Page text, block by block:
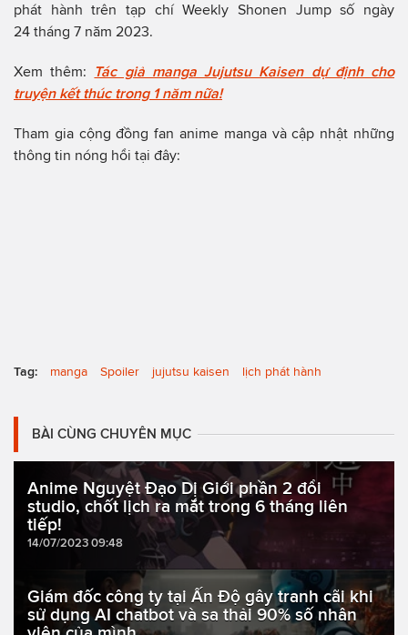
phát hành trên tạp chí Weekly Shonen Jump số ngày
24 tháng 7 năm 2023.
Xem thêm: Tác giả manga Jujutsu Kaisen dự định cho
truyện kết thúc trong 1 năm nữa!
Tham gia cộng đồng fan anime manga và cập nhật những
thông tin nóng hổi tại đây:
Tag: manga Spoiler jujutsu kaisen lịch phát hành
BÀI CÙNG CHUYÊN MỤC
Anime Nguyệt Đạo Dị Giới phần 2 đổi
studio, chốt lịch ra mắt trong 6 tháng liên
tiếp!
14/07/2023 09:48
Giám đốc công ty tại Ấn Độ gây tranh cãi khi
sử dụng AI chatbot và sa thải 90% số nhân